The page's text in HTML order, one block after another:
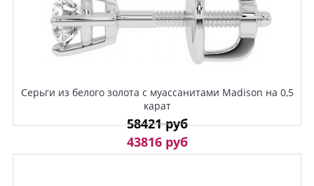
Серьги из белого золота с муассанитами Madison на 0,5
карат
58421 руб
43816 руб